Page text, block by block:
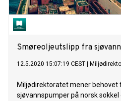
Smøreoljeutslipp fra
12.5.2020 15:07:19 CEST
Miljødirektoratet mener behovet
sjøvannspumper på norsk